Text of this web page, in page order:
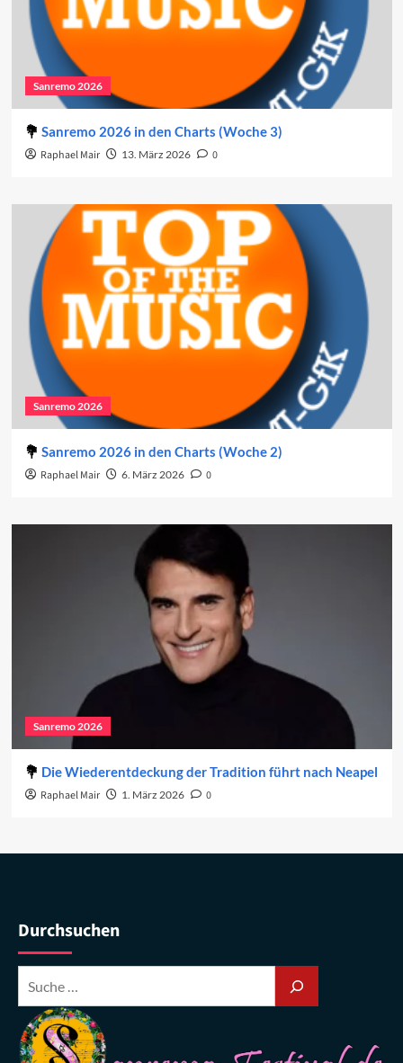
Sanremo 2026
Sanremo 2026 in den Charts (Woche 3)
Raphael Mair 13. März 2026 0
Sanremo 2026
Sanremo 2026 in den Charts (Woche 2)
Raphael Mair 6. März 2026 0
Sanremo 2026
Die Wiederentdeckung der Tradition führt nach Neapel
Raphael Mair 1. März 2026 0
Durchsuchen